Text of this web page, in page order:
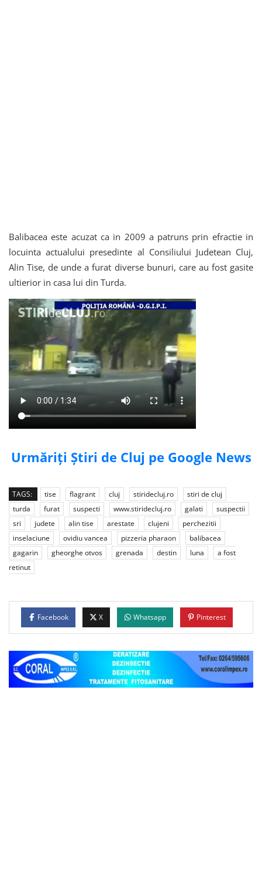
Balibacea este acuzat ca in 2009 a patruns prin efractie in
locuinta actualului presedinte al Consiliului Judetean Cluj,
Alin Tise, de unde a furat diverse bunuri, care au fost gasite
ultierior in casa lui din Turda.
Urmăriți Știri de Cluj pe Google News
TAGS: tise flagrant cluj stiridecluj.ro
stiri de cluj
turda
furat suspecti www.stiridecluj.ro galati
suspectii
sri
judete alin tise arestate clujeni
perchezitii
inselaciune
ovidiu vancea pizzeria pharaon
balibacea
gagarin
gheorghe otvos grenada destin luna
a fost
retinut
Facebook X Whatsapp Pinterest